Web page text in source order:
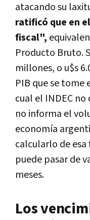
atacando su
ratificó que en
fiscal",
Producto Bruto.
millones, o u$s
PIB que se tome
cual el INDEC
no informa el
economía
calcularlo de
puede pasar de
meses.
Los